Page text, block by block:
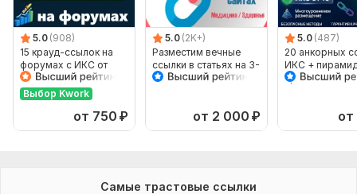
(ключевые слова) и ссылки к ним.
3. Статьи если хотите добавить именно свои!
Гарантий выхода в ТОП Вашего сайта я не предоставляю.
Индексация от 7 дней до 6 месяцев, только естественной
других бирж ссылок!
Показать ещё
5.0 (908)
15 крауд-ссылок на
форумах с ИКС от
300, в новых темах
Выбор Kwork
от 750 ₽
5.0 (2K+)
Разместим вечные
ссылки в статьях на 3-
х сайтах медицина,
от 2 000 ₽
5.0 (487)
20 анкорных
ИКС +
продвижения в
Самые трастовые ссылки